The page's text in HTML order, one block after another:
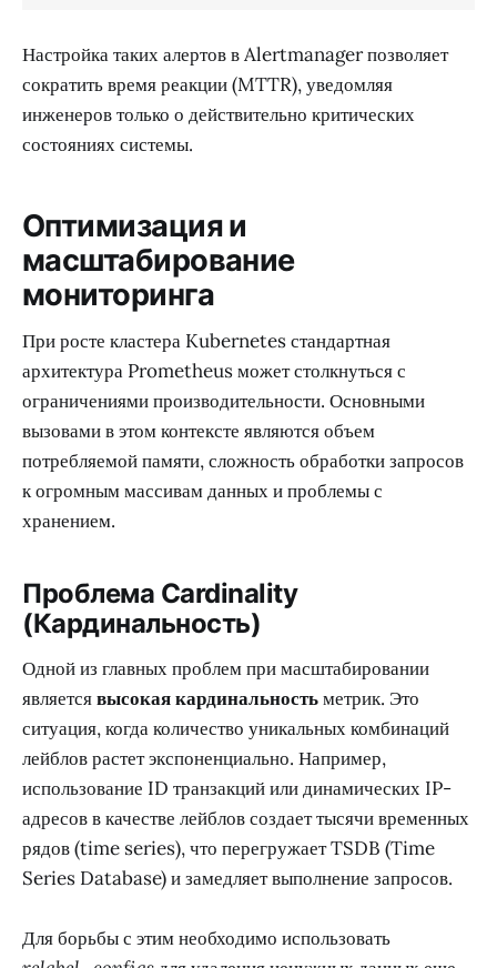
Настройка таких алертов в Alertmanager позволяет
сократить время реакции (MTTR), уведомляя
инженеров только о действительно критических
состояниях системы.
Оптимизация и
масштабирование
мониторинга
При росте кластера Kubernetes стандартная
архитектура Prometheus может столкнуться с
ограничениями производительности. Основными
вызовами в этом контексте являются объем
потребляемой памяти, сложность обработки запросов
к огромным массивам данных и проблемы с
хранением.
Проблема Cardinality
(Кардинальность)
Одной из главных проблем при масштабировании
являетсявысокая кардинальностьметрик. Это
ситуация, когда количество уникальных комбинаций
лейблов растет экспоненциально. Например,
использование ID транзакций или динамических IP-
адресов в качестве лейблов создает тысячи временных
рядов (time series), что перегружает TSDB (Time
Series Database) и замедляет выполнение запросов.
Для борьбы с этим необходимо использовать